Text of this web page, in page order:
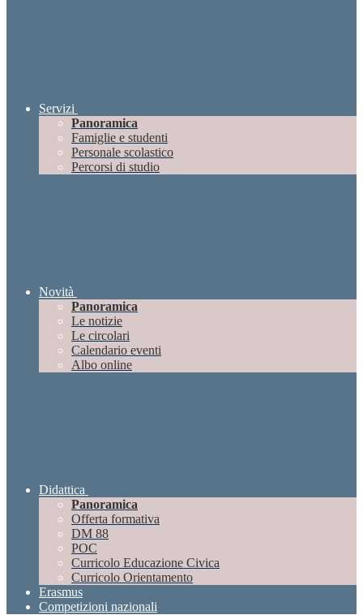
Servizi
Panoramica
Famiglie e studenti
Personale scolastico
Percorsi di studio
Novità
Panoramica
Le notizie
Le circolari
Calendario eventi
Albo online
Didattica
Panoramica
Offerta formativa
DM 88
POC
Curricolo Educazione Civica
Curricolo Orientamento
Erasmus
Competizioni nazionali